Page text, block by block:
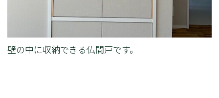
壁の中に収納できる仏間戸です。